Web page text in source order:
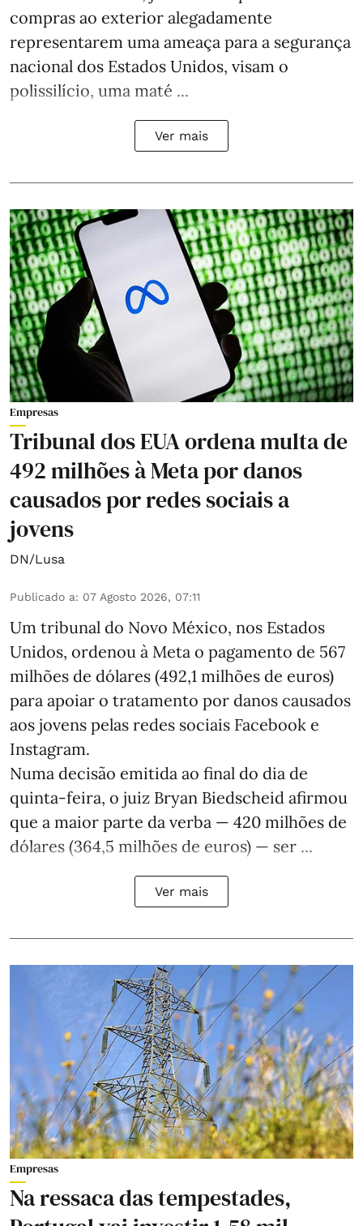
compras ao exterior alegadamente
representarem uma ameaça para a segurança
nacional dos Estados Unidos, visam o
polissilício, uma maté ...
Ver mais
Empresas
Tribunal dos EUA ordena multa de
492 milhões à Meta por danos
causados por redes sociais a
jovens
DN/Lusa
Publicado a: 07 Agosto 2026, 07:11
Um tribunal do Novo México, nos Estados
Unidos, ordenou à Meta o pagamento de 567
milhões de dólares (492,1 milhões de euros)
para apoiar o tratamento por danos causados
aos jovens pelas redes sociais Facebook e
Instagram.
Numa decisão emitida ao final do dia de
quinta-feira, o juiz Bryan Biedscheid afirmou
que a maior parte da verba — 420 milhões de
dólares (364,5 milhões de euros) — ser ...
Ver mais
Empresas
Na ressaca das tempestades,